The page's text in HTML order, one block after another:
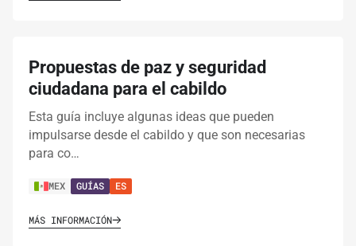
Propuestas de paz y seguridad
ciudadana para el cabildo
Esta guía incluye algunas ideas que pueden
impulsarse desde el cabildo y que son necesarias
para co…
MEX GUÍAS ES
MÁS INFORMACIÓN